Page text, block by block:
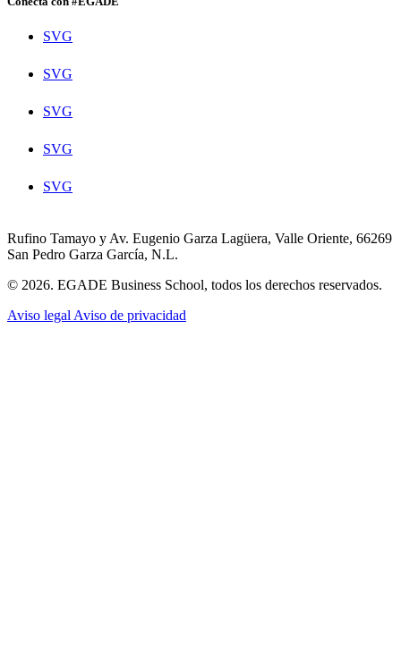
SVG
SVG
SVG
SVG
SVG
Rufino Tamayo y Av. Eugenio Garza Lagüera, Valle Oriente, 66269
San Pedro Garza García, N.L.
© 2026. EGADE Business School, todos los derechos reservados.
Aviso legal Aviso de privacidad